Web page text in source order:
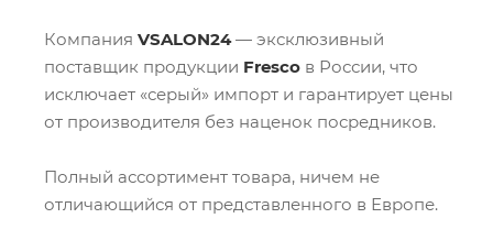
Компания VSALON24— эксклюзивный
поставщик продукции Fresco в России, что
исключает «серый» импорт и гарантирует цены
от производителя без наценок посредников.
Полный ассортимент товара, ничем не
отличающийся от представленного в Европе.